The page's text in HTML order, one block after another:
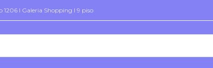
1206 I Galeria Shopping I 9 piso